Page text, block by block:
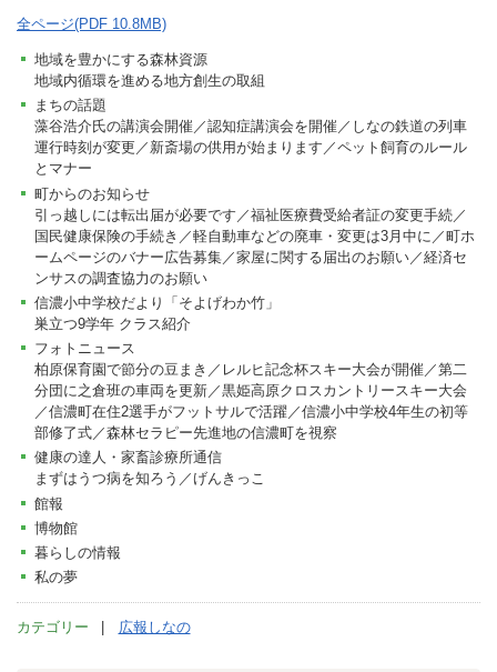
全ページ(PDF 10.8MB)
地域を豊かにする森林資源
地域内循環を進める地方創生の取組
まちの話題
藻谷浩介氏の講演会開催／認知症講演会を開催／しなの鉄道の列車
運行時刻が変更／新斎場の供用が始まります／ペット飼育のルール
とマナー
町からのお知らせ
引っ越しには転出届が必要です／福祉医療費受給者証の変更手続／
国民健康保険の手続き／軽自動車などの廃車・変更は3月中に／町ホ
ームページのバナー広告募集／家屋に関する届出のお願い／経済セ
ンサスの調査協力のお願い
信濃小中学校だより「そよげわか竹」
巣立つ9学年 クラス紹介
フォトニュース
柏原保育園で節分の豆まき／レルヒ記念杯スキー大会が開催／第二
分団に之倉班の車両を更新／黒姫高原クロスカントリースキー大会
／信濃町在住2選手がフットサルで活躍／信濃小中学校4年生の初等
部修了式／森林セラピー先進地の信濃町を視察
健康の達人・家畜診療所通信
まずはうつ病を知ろう／げんきっこ
館報
博物館
暮らしの情報
私の夢
カテゴリー 広報しなの